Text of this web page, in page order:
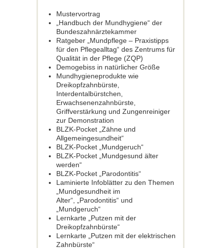
Mustervortrag
„Handbuch der Mundhygiene“ der
Bundeszahnärztekammer
Ratgeber „Mundpflege – Praxistipps
für den Pflegealltag“ des Zentrums für
Qualität in der Pflege (ZQP)
Demogebiss in natürlicher Größe
Mundhygieneprodukte wie
Dreikopfzahnbürste,
Interdentalbürstchen,
Erwachsenenzahnbürste,
Griffverstärkung und Zungenreiniger
zur Demonstration
BLZK-Pocket „Zähne und
Allgemeingesundheit“
BLZK-Pocket „Mundgeruch“
BLZK-Pocket „Mundgesund älter
werden“
BLZK-Pocket „Parodontitis“
Laminierte Infoblätter zu den Themen
„Mundgesundheit im
Alter“, „Parodontitis“ und
„Mundgeruch“
Lernkarte „Putzen mit der
Dreikopfzahnbürste“
Lernkarte „Putzen mit der elektrischen
Zahnbürste“